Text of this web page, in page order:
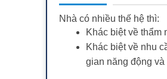
Nhà có nhiều thế hệ thì:
Khác biệt về thẩm
Khác biệt về nhu
gian năng động và